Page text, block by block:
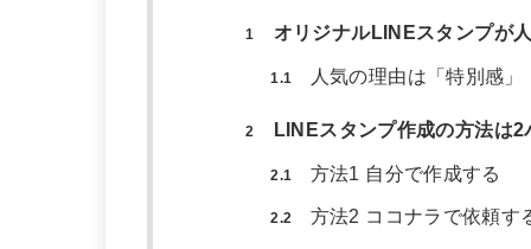
1 オリジナルLINEスタンプが
1.1 人気の理由は「特別感」
2 LINEスタンプ作成の方法は2
2.1 方法1 自分で作成する
2.2 方法2 ココナラで依頼す